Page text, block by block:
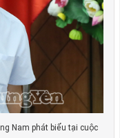
Nam phát biểu tại cuộc